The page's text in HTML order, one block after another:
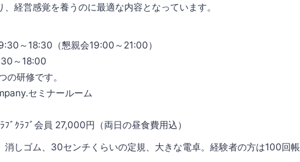
経営感覚を養うのに最適な内容となっています。
～18:30（懇親会19:00～21:00）
～18:00
修です。
セミナールーム
ｸﾗﾌﾞ会員 27,000円（両日の昼食費用込）
消しゴム、30センチくらいの定規、大きな電卓。経験者の方は100回帳